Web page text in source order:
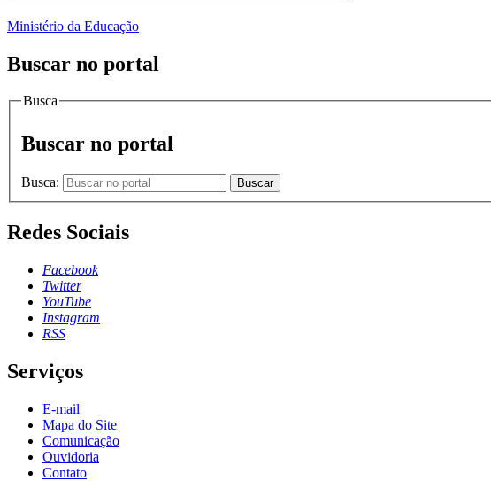
Ministério da Educação
Buscar no portal
Busca
Buscar no portal
Busca: Buscar
Redes Sociais
Facebook
Twitter
YouTube
Instagram
RSS
Serviços
E-mail
Mapa do Site
Comunicação
Ouvidoria
Contato